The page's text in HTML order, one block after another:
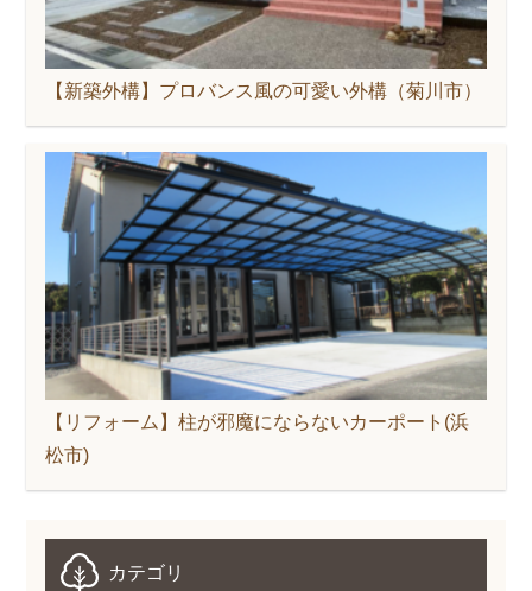
【新築外構】プロバンス風の可愛い外構（菊川市）
【リフォーム】柱が邪魔にならないカーポート(浜
松市)
カテゴリ